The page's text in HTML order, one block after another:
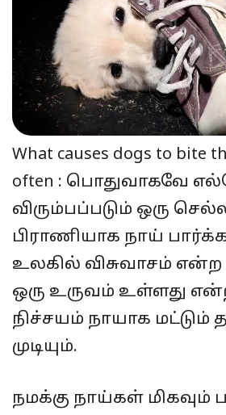
What causes dogs to bite
often : பொதுவாகவே
விரும்பப்படும் ஒரு
பிராணியாக நாய்
உலகில் விசுவாசம்
ஒரு உருவம் உள்ளது
நிச்சயம் நாயாக மட்டும்
முடியும்.
நமக்கு நாய்கள்